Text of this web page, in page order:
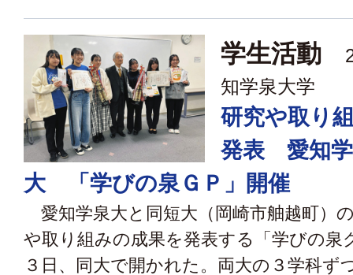
学生活動
知学泉大学
研究や取り
発表 愛知学
大 「学びの泉ＧＰ」開催
愛知学泉大と同短大（岡崎市舳越町）
や取り組みの成果を発表する「学びの泉
３日、同大で開かれた。両大の３学科ず